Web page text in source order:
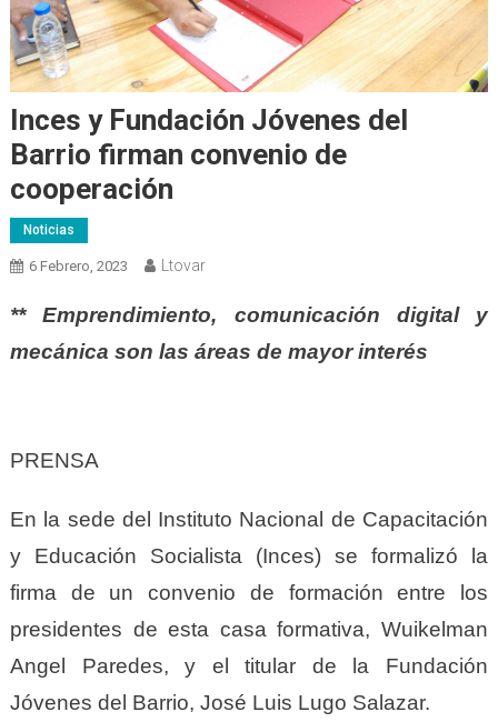
Inces y Fundación Jóvenes del
Barrio firman convenio de
cooperación
Noticias
6 Febrero, 2023 Ltovar
** Emprendimiento, comunicación digital y
mecánica son las áreas de mayor interés
PRENSA
En la sede del Instituto Nacional de Capacitación
y Educación Socialista (Inces) se formalizó la
firma de un convenio de formación entre los
presidentes de esta casa formativa, Wuikelman
Angel Paredes, y el titular de la Fundación
Jóvenes del Barrio, José Luis Lugo Salazar.